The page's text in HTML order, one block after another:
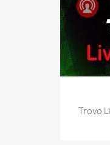
Trovo